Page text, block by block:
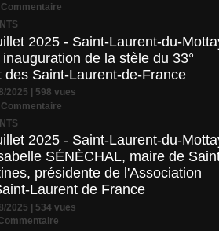
Commentaire
2025 - Saint-Laurent-du-
de la stèle du 33°
des Saint-Laurent-de-France
2025 | 598 vues
Commentaire
2025 - Saint-Laurent-du-
SÉNÈCHAL, maire de
présidente de l'Association
Laurent de France
2025 | 534 vues